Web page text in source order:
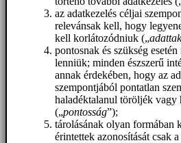
az adatkezelés céljai
relevánsak kell, hogy
kell korlátozódniuk („
pontosnak és szükség
lenniük; minden észszerű
annak érdekében, hogy az
szempontjából pontatlan
haladéktalanul töröljék vagy
(„pontosság”);
tárolásának olyan formában
érintettek azonosítását csak